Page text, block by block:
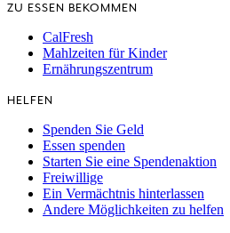
ZU ESSEN BEKOMMEN
CalFresh
Mahlzeiten für Kinder
Ernährungszentrum
HELFEN
Spenden Sie Geld
Essen spenden
Starten Sie eine Spendenaktion
Freiwillige
Ein Vermächtnis hinterlassen
Andere Möglichkeiten zu helfen